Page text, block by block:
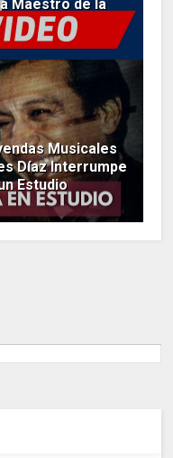
Maestro de la
Musicales
Díaz Interrumpe
Estudio